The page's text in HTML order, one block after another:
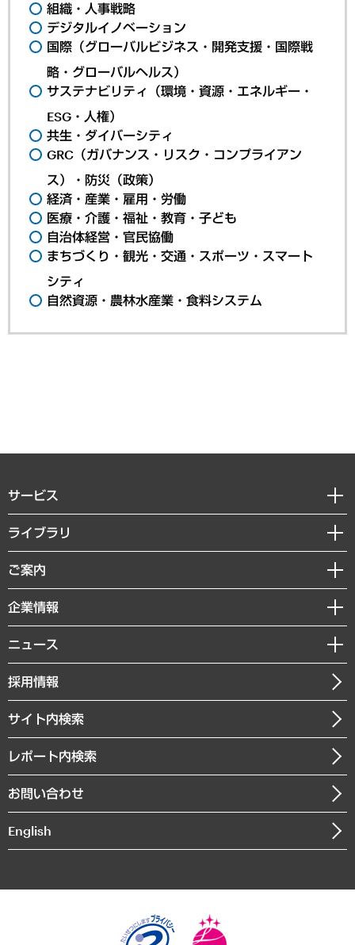
組織・人事戦略
デジタルイノベーション
国際（グローバルビジネス・開発支援・国際戦
略・グローバルヘルス）
サステナビリティ（環境・資源・エネルギー・
ESG・人権）
共生・ダイバーシティ
GRC（ガバナンス・リスク・コンプライアン
ス）・防災（政策）
経済・産業・雇用・労働
医療・介護・福祉・教育・子ども
自治体経営・官民協働
まちづくり・観光・交通・スポーツ・スマート
シティ
自然資源・農林水産業・食料システム
サービス
経営戦略
組織・人事戦略
デジタルイノベーション
共生・ダイバーシティ
GRC（ガバナンス・リスク・コンプライアンス）・防災（政策）
経済・産業・雇用・労働
まちづくり・観光・交通・スポーツ・スマートシティ
自然資源・農林水産業・食料システム
ライブラリ
経済調査
レポート
コラム
経営用語集
受託・受注実績（官公庁関連）
メディア掲載・出演
ご案内
セミナー・イベント情報
MUFGビジネスセミナー
受託案件情報
企業情報
私たちの想い
社長メッセージ
会社概要
沿革
組織図・本部部室紹介
インドネシア現地法人
個人情報保護方針
ニュース
ニュースリリース
お知らせ
採用情報
サイト内検索
レポート内検索
お問い合わせ
English